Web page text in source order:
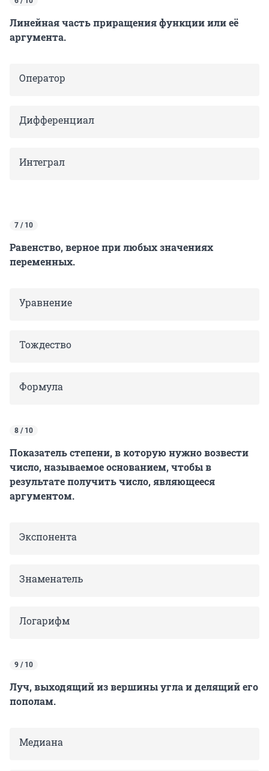
Линейная часть приращения функции или её
аргумента.
Оператор
Дифференциал
Интеграл
7 / 10
Равенство, верное при любых значениях
переменных.
Уравнение
Тождество
Формула
8 / 10
Показатель степени, в которую нужно возвести
число, называемое основанием, чтобы в
результате получить число, являющееся
аргументом.
Экспонента
Знаменатель
Логарифм
9 / 10
Луч, выходящий из вершины угла и делящий его
пополам.
Медиана